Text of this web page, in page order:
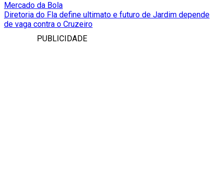
Mercado da Bola
Diretoria do Fla define ultimato e futuro de Jardim depende
de vaga contra o Cruzeiro
PUBLICIDADE